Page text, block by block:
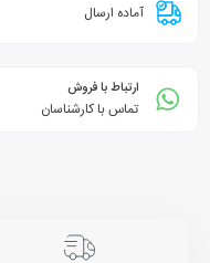
آماده ارسال
ارتباط با فروش
تماس با کارشناسان